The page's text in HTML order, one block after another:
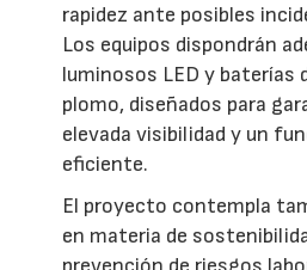
rapidez ante posibles
Los equipos dispondrán
luminosos LED y baterías
plomo, diseñados para
elevada visibilidad y un
eficiente.
El proyecto contempla
en materia de